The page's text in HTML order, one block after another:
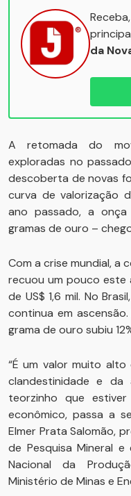
da
A retomada do
exploradas no
descoberta de novas
curva de valorização
ano passado, a onça
gramas de ouro –
Com a crise mundial, a
recuou um pouco este
de US$ 1,6 mil. No
continua em
grama de ouro subiu
“É um valor muito
clandestinidade e da
teorzinho que
econômico, passa a
Elmer Prata Salomão,
de Pesquisa Mineral
Nacional da
Ministério de Minas e